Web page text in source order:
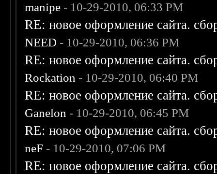
manipe - 10-29-2010, 06:33 PM
RE: новое оформление сайта.
NEED - 10-29-2010, 06:36 PM
RE: новое оформление сайта.
Rockation - 10-29-2010, 06:40 PM
RE: новое оформление сайта.
Ganelon - 10-29-2010, 06:45 PM
RE: новое оформление сайта.
neF - 10-29-2010, 07:06 PM
RE: новое оформление сайта.